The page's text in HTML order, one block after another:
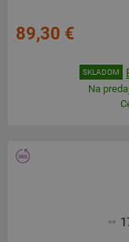
89,30 €
SKLADOM
Na